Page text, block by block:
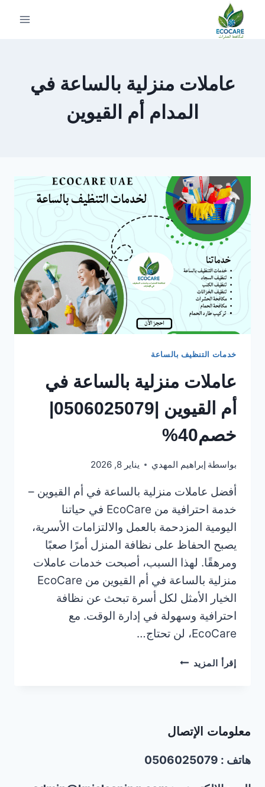
التجاوز
عاملات منزلية بالساعة في
المدام أم القيوين
خدمات التنظيف بالساعة
عاملات منزلية بالساعة في
خصم40%
بواسطة إبراهيم المهدي يناير 8, 2026
أفضل عاملات منزلية بالساعة في أم القيوين –
خدمة احترافية من EcoCare في حياتنا
اليومية المزدحمة بالعمل والالتزامات الأسرية،
يصبح الحفاظ على نظافة المنزل أمرًا صعبًا
ومرهقًا. لهذا السبب، أصبحت خدمات عاملات
منزلية بالساعة في أم القيوين من EcoCare
الخيار الأمثل لكل أسرة تبحث عن نظافة
احترافية وسهولة في إدارة الوقت. مع
EcoCare، لن تحتاج…
إقرأ المزيد عاملات
القيوين
خصم40%
معلومات الإتصال
هاتف : 0506025079